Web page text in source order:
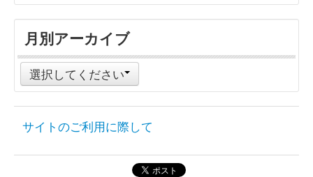
月別アーカイブ
選択してください
サイトのご利用に際して